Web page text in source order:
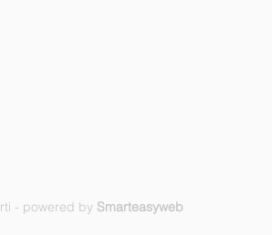
- powered by Smarteasyweb